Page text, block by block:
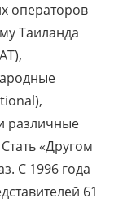
операторов
Таиланда
различные
«Другом
С 1996 года
61